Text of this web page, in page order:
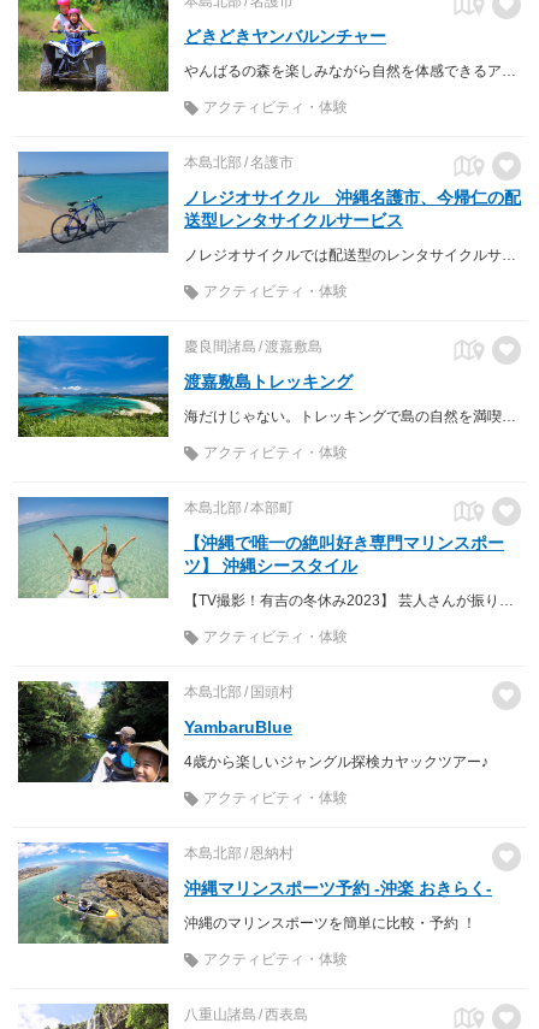
どきどきヤンバルンチャー
アクティビティ・体験
本島北部 名護市
ノレジオサイクル 沖縄名護市、今帰仁の配
送型レンタサイクルサービス
ノレジオサイクルでは配送型のレンタサイクルサービスを提供しています 北部の穴場を回るガイド付きサイクリングも有！！
アクティビティ・体験
慶良間諸島 渡嘉敷島
渡嘉敷島トレッキング
海だけじゃない。トレッキングで島の自然を満喫する
アクティビティ・体験
本島北部 本部町
【沖縄で唯一の絶叫好き専門マリンスポー
ツ】 沖縄シースタイル
アクティビティ・体験
本島北部 国頭村
YambaruBlue
4歳から楽しいジャングル探検カヤックツアー♪
アクティビティ・体験
本島北部 恩納村
沖縄マリンスポーツ予約 -沖楽 おきらく-
沖縄のマリンスポーツを簡単に比較・予約 ！
アクティビティ・体験
八重山諸島 西表島